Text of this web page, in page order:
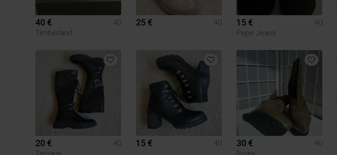
40 €
40
Timberland
25 € 40 15 €
40
Pepe Jeans
20 €
40
15 € 40 30 €
40